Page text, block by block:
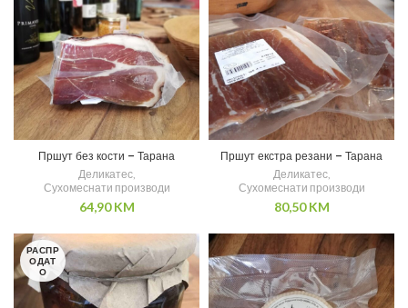
Пршут без кости – Тарана
Деликатес,
Сухомеснати производи
64,90KM
Пршут екстра резани – Тарана
Деликатес,
Сухомеснати производи
80,50KM
РАСПР
ОДАТ
О